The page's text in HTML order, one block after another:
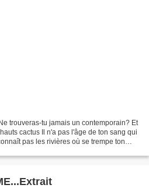
trouveras-tu jamais un contemporain? Et
cactus Il n'a pas l'âge de ton sang qui
pas les rivières où se trempe ton